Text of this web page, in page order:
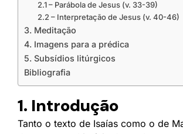
2.1 – Parábola de Jesus (v. 33-39)
2.2 – Interpretação de Jesus (v. 40-46)
3. Meditação
4. Imagens para a prédica
5. Subsídios litúrgicos
Bibliografia
1. Introdução
Tanto o texto de Isaías como o de